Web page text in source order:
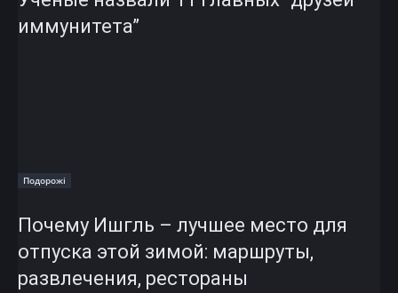
иммунитета”
Подорожі
Почему Ишгль – лучшее место для
отпуска этой зимой: маршруты,
развлечения, рестораны